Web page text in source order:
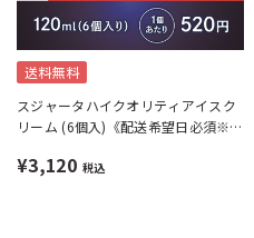
送料無料
スジャータハイクオリティアイスク
リーム (6個入)《配送希望日必須※
¥3,120 税込